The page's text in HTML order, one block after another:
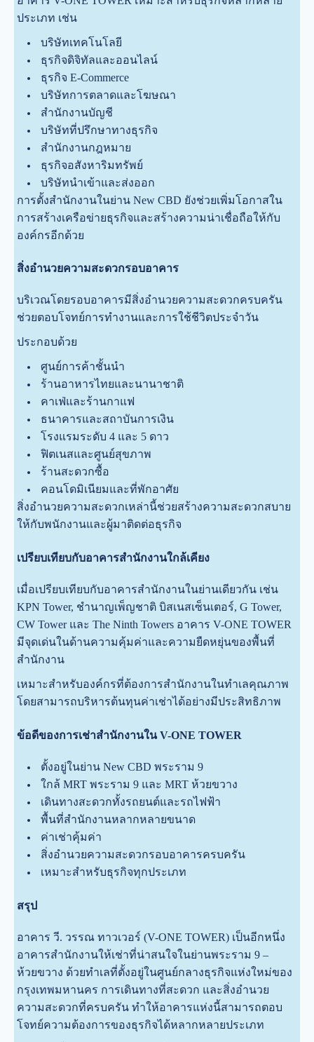
ประเภท เช่น
บริษัทเทคโนโลยี
ธุรกิจดิจิทัลและออนไลน์
ธุรกิจ E-Commerce
บริษัทการตลาดและโฆษณา
สำนักงานบัญชี
บริษัทที่ปรึกษาทางธุรกิจ
สำนักงานกฎหมาย
ธุรกิจอสังหาริมทรัพย์
บริษัทนำเข้าและส่งออก
การตั้งสำนักงานในย่าน New CBD ยังช่วยเพิ่มโอกาสใน
การสร้างเครือข่ายธุรกิจและสร้างความน่าเชื่อถือให้กับ
องค์กรอีกด้วย
สิ่งอำนวยความสะดวกรอบอาคาร
บริเวณโดยรอบอาคารมีสิ่งอำนวยความสะดวกครบครัน
ช่วยตอบโจทย์การทำงานและการใช้ชีวิตประจำวัน
ประกอบด้วย
ศูนย์การค้าชั้นนำ
ร้านอาหารไทยและนานาชาติ
คาเฟ่และร้านกาแฟ
ธนาคารและสถาบันการเงิน
โรงแรมระดับ 4 และ 5 ดาว
ฟิตเนสและศูนย์สุขภาพ
ร้านสะดวกซื้อ
คอนโดมิเนียมและที่พักอาศัย
สิ่งอำนวยความสะดวกเหล่านี้ช่วยสร้างความสะดวกสบาย
ให้กับพนักงานและผู้มาติดต่อธุรกิจ
เปรียบเทียบกับอาคารสำนักงานใกล้เคียง
เมื่อเปรียบเทียบกับอาคารสำนักงานในย่านเดียวกัน เช่น
KPN Tower, ชำนาญเพ็ญชาติ บิสเนสเซ็นเตอร์, G Tower,
CW Tower และ The Ninth Towers อาคาร V-ONE TOWER
มีจุดเด่นในด้านความคุ้มค่าและความยืดหยุ่นของพื้นที่
สำนักงาน
เหมาะสำหรับองค์กรที่ต้องการสำนักงานในทำเลคุณภาพ
โดยสามารถบริหารต้นทุนค่าเช่าได้อย่างมีประสิทธิภาพ
ข้อดีของการเช่าสำนักงานใน V-ONE TOWER
ตั้งอยู่ในย่าน New CBD พระราม 9
ใกล้ MRT พระราม 9 และ MRT ห้วยขวาง
เดินทางสะดวกทั้งรถยนต์และรถไฟฟ้า
พื้นที่สำนักงานหลากหลายขนาด
ค่าเช่าคุ้มค่า
สิ่งอำนวยความสะดวกรอบอาคารครบครัน
เหมาะสำหรับธุรกิจทุกประเภท
สรุป
อาคาร วี. วรรณ ทาวเวอร์ (V-ONE TOWER) เป็นอีกหนึ่ง
อาคารสำนักงานให้เช่าที่น่าสนใจในย่านพระราม 9 –
ห้วยขวาง ด้วยทำเลที่ตั้งอยู่ในศูนย์กลางธุรกิจแห่งใหม่ของ
กรุงเทพมหานคร การเดินทางที่สะดวก และสิ่งอำนวย
ความสะดวกที่ครบครัน ทำให้อาคารแห่งนี้สามารถตอบ
โจทย์ความต้องการของธุรกิจได้หลากหลายประเภท